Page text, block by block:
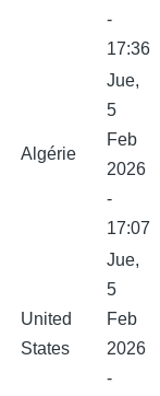
-
17:36
Algérie
Jue,
5
Feb
2026
-
17:07
United
States
Jue,
5
Feb
2026
-